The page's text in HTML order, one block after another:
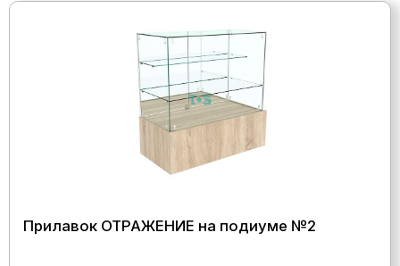
Прилавок ОТРАЖЕНИЕ на подиуме №2